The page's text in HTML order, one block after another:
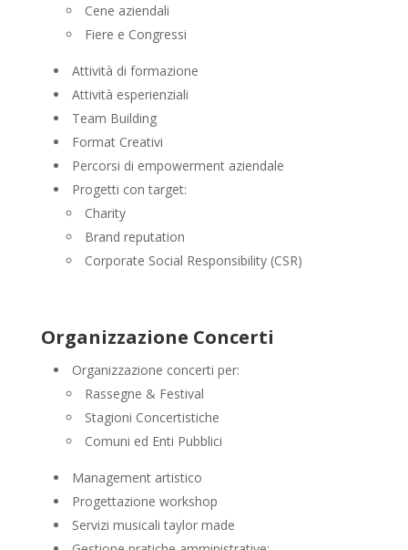
Cene aziendali
Fiere e Congressi
Attività di formazione
Attività esperienziali
Team Building
Format Creativi
Percorsi di empowerment aziendale
Progetti con target:
Charity
Brand reputation
Corporate Social Responsibility (CSR)
Organizzazione Concerti
Organizzazione concerti per:
Rassegne & Festival
Stagioni Concertistiche
Comuni ed Enti Pubblici
Management artistico
Progettazione workshop
Servizi musicali taylor made